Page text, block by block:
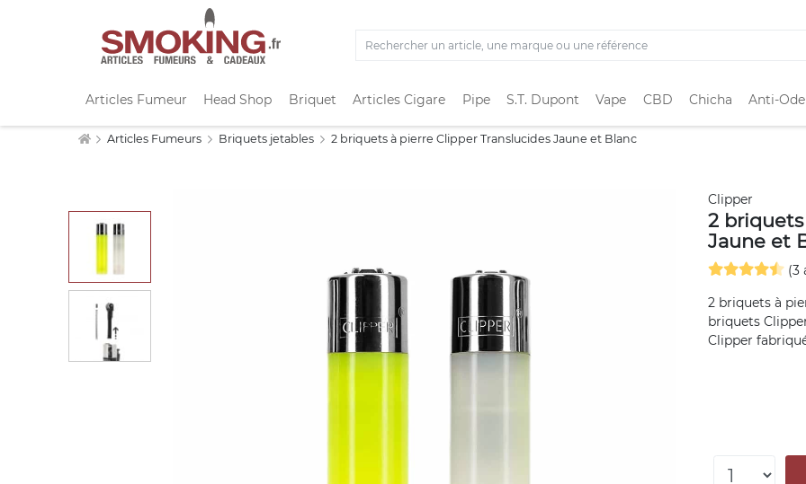
Articles Fumeur Head Shop Briquet Articles Cigare Pipe S.T. Dupont Vape CBD Chicha Anti-
Articles Fumeurs Briquets jetables 2 briquets à pierre Clipper Translucides Jaune et Blanc
Clipper
2
Jaune et
(3
2 briquets à
briquets
Clipper